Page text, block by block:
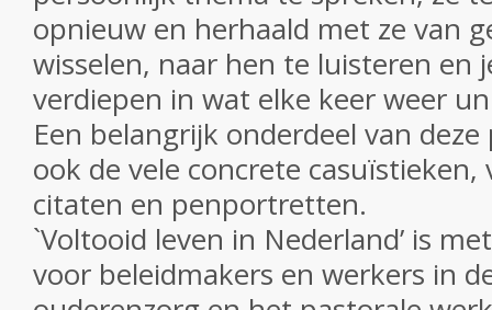
opnieuw en herhaald met ze van
wisselen, naar hen te luisteren en
verdiepen in wat elke keer weer
Een belangrijk onderdeel van
ook de vele concrete casuïstieken,
citaten en penportretten.
`Voltooid leven in Nederland’ is
voor beleidmakers en werkers in